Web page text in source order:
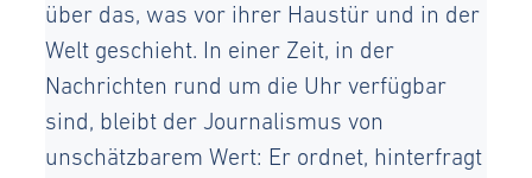
über das, was vor ihrer Haustür und in der
Welt geschieht. In einer Zeit, in der
Nachrichten rund um die Uhr verfügbar
sind, bleibt der Journalismus von
unschätzbarem Wert: Er ordnet, hinterfragt